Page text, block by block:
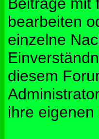
bearbeiten
einzelne
diesem
ihre